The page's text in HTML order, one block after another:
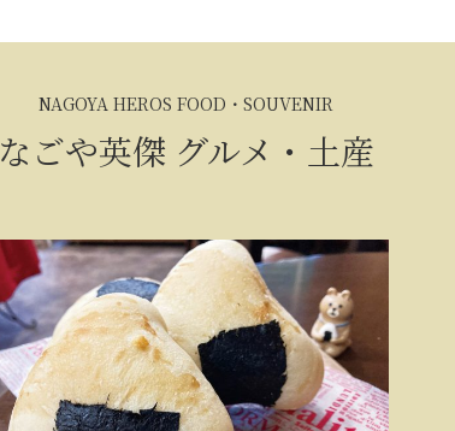
NAGOYA HEROS FOOD・SOUVENIR
なごや英傑 グルメ・土産